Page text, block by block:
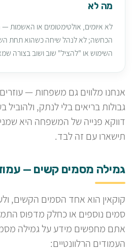
מה לא
לא איומים, אולטימטומים או האשמות —
הכחשה; לא לנהל שיחה כשהוא תחת
השימוש או "להציל" שוב ושוב בצורה
אנחנו מלווים גם משפחות —
גבולות בריאים בלי לנתק, ולהוביל
דווקא פנייה של המשפחה היא
תישארו עם זה לבד.
גמילה מסמים קשים —
קוקאין הוא אחד הסמים הקשים,
סמים נוספים או כחלק מדפוס
אתם מחפשים מידע על גמילה
העמודים הרלוונטיים: